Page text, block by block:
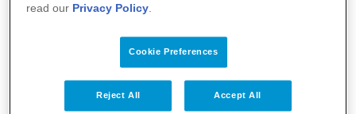
anche al fine di prevenire il rischio di commissione
I Modelli Organizzativi delle società del Gruppo
read our Privacy Policy.
Cookie Preferences
Reject All Accept All